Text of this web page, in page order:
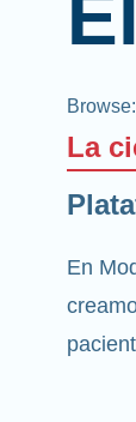
Browse:
La
En